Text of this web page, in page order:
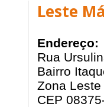
Leste
Endereço:
Rua
Bairro
Zona
CEP